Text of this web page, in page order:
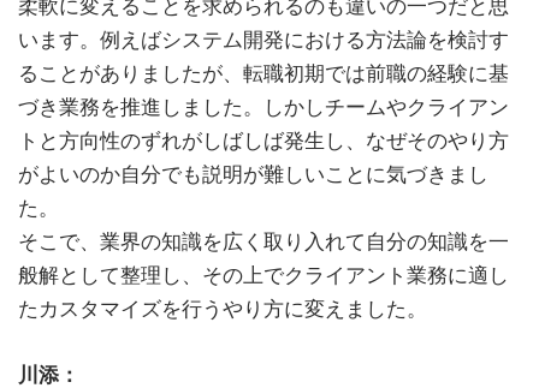
柔軟に変えることを求められるのも違いの一つだと思
います。例えばシステム開発における方法論を検討す
ることがありましたが、転職初期では前職の経験に基
づき業務を推進しました。しかしチームやクライアン
トと方向性のずれがしばしば発生し、なぜそのやり方
がよいのか自分でも説明が難しいことに気づきまし
た。
そこで、業界の知識を広く取り入れて自分の知識を一
般解として整理し、その上でクライアント業務に適し
たカスタマイズを行うやり方に変えました。
川添：